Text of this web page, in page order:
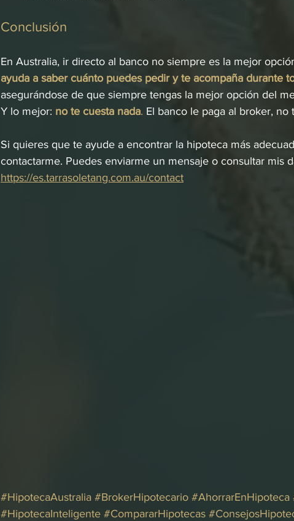
Conclusión
En Australia, ir directo al banco no siempre es la mejor
ayuda a saber cuánto puedes pedir y te acompaña durante
asegurándose de que siempre tengas la mejor opción del
Y lo mejor: no te cuesta nada. El banco le paga al broker, no
Si quieres que te ayude a encontrar la hipoteca más
contactarme. Puedes enviarme un mensaje o consultar mis
https://es.tarrasoletang.com.au/contact
#HipotecaAustralia #BrokerHipotecario #AhorrarEnHipoteca
#HipotecaInteligente #CompararHipotecas